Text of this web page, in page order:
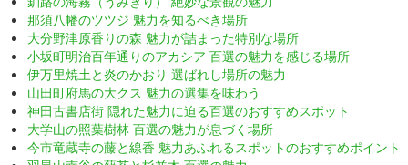
那須八幡のツツジ 魅力を知るべき場所
大分野津原香りの森 魅力が詰まった特別な場所
小坂町明治百年通りのアカシア 百選の魅力を感じる場所
伊万里焼土と炎のかおり 選ばれし場所の魅力
山田町府馬の大クス 魅力の選集を味わう
神田古書店街 隠れた魅力に迫る百選のおすすめスポット
大学山の照葉樹林 百選の魅力が息づく場所
今市竜蔵寺の藤と線香 魅力あふれるスポットのおすすめポイント